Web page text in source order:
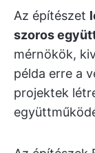
Az építészet
szoros
mérnökök,
példa erre a
projektek